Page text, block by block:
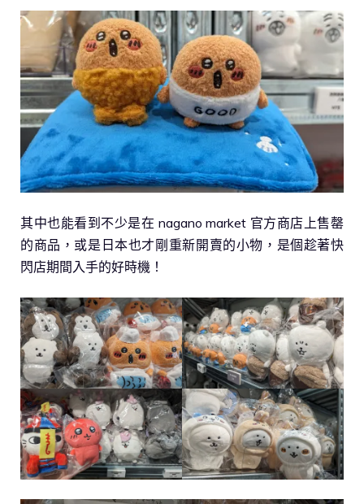
其中也能看到不少是在 nagano market 官方商店上售罄
的商品，或是日本也才剛重新開賣的小物，是個趁著快
閃店期間入手的好時機！